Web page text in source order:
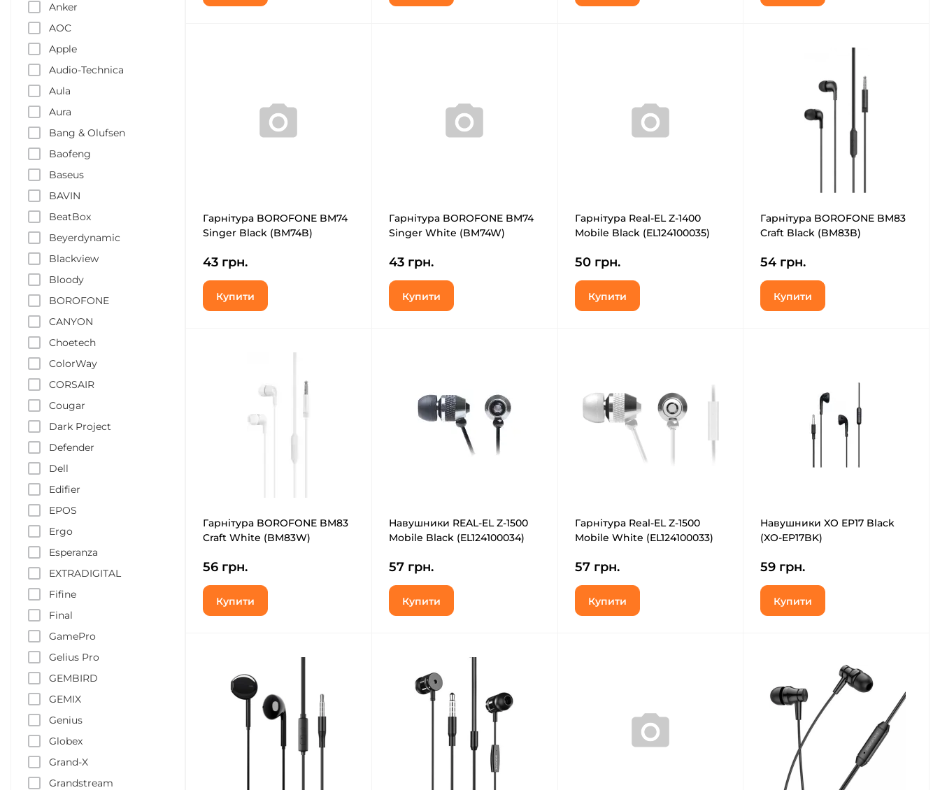
Anker
AOC
Apple
Audio-Technica
Aula
Aura
Bang & Olufsen
Baofeng
Baseus
BAVIN
BeatBox
Beyerdynamic
Blackview
Bloody
BOROFONE
CANYON
Choetech
ColorWay
CORSAIR
Cougar
Dark Project
Defender
Dell
Edifier
EPOS
Ergo
Esperanza
EXTRADIGITAL
Fifine
Final
GamePro
Gelius Pro
GEMBIRD
GEMIX
Genius
Globex
Grand-X
Grandstream
Гарнітура BOROFONE BM74
Singer Black (BM74B)
43 грн.
Купити
Гарнітура BOROFONE BM74
Singer White (BM74W)
43 грн.
Купити
Гарнітура Real-EL Z-1400
Mobile Black (EL124100035)
50 грн.
Купити
Гарнітура BOROFONE BM83
Craft Black (BM83B)
54 грн.
Купити
Гарнітура BOROFONE BM83
Craft White (BM83W)
56 грн.
Купити
Навушники REAL-EL Z-1500
Mobile Black (EL124100034)
57 грн.
Купити
Гарнітура Real-EL Z-1500
Mobile White (EL124100033)
57 грн.
Купити
Навушники XO EP17 Black
(XO-EP17BK)
59 грн.
Купити